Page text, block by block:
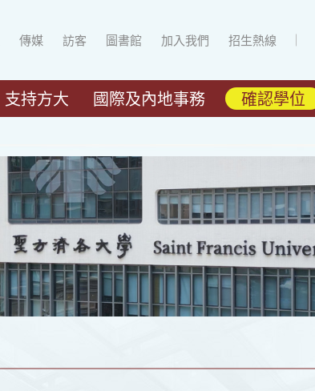
傳媒 訪客 圖書館 加入我們 招生熱線
支持方大 國際及內地事務 確認學位